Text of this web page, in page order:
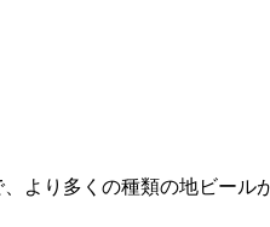
より多くの種類の地ビール